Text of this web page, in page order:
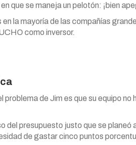
que se maneja un pelotón: ¡bien
en la mayoría de las compañías
como inversor.
problema de Jim es que su equipo
del presupuesto justo que se planeó
de gastar cinco puntos